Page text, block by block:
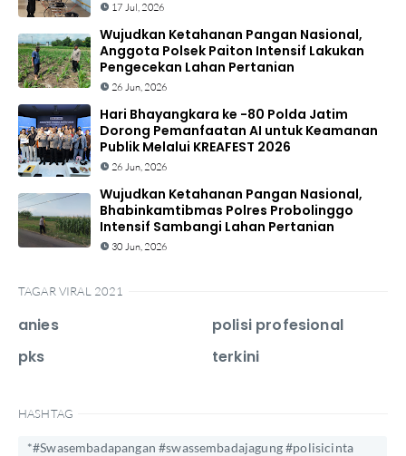
17 Jul, 2026
Wujudkan Ketahanan Pangan Nasional,
Anggota Polsek Paiton Intensif Lakukan
Pengecekan Lahan Pertanian
26 Jun, 2026
Hari Bhayangkara ke -80 Polda Jatim
Dorong Pemanfaatan AI untuk Keamanan
Publik Melalui KREAFEST 2026
26 Jun, 2026
Wujudkan Ketahanan Pangan Nasional,
Bhabinkamtibmas Polres Probolinggo
Intensif Sambangi Lahan Pertanian
30 Jun, 2026
TAGAR VIRAL 2021
anies
pks
polisi profesional
terkini
HASHTAG
*#Swasembadapangan #swassembadajagung #polisicinta